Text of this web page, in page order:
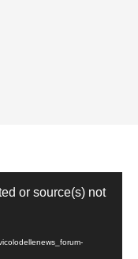
or source(s) not